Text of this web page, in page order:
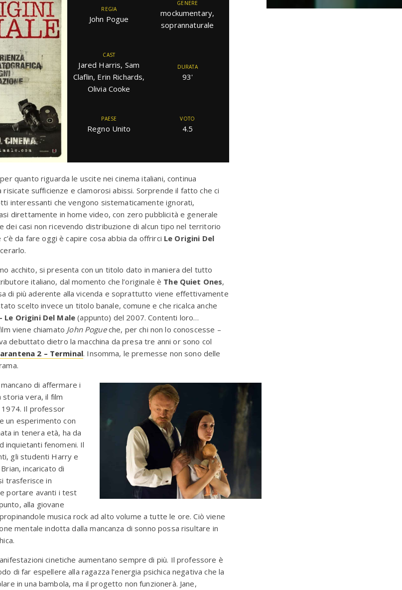
REGIA
John Pogue
GENERE
mockumentary,
soprannaturale
CAST
Jared Harris, Sam
Claflin, Erin Richards,
Olivia Cooke
DURATA
93'
PAESE
Regno Unito
VOTO
4.5
quanto riguarda le uscite nei cinema italiani, continua
sufficienze e clamorosi abissi. Sorprende il fatto che ci
interessanti che vengono sistematicamente ignorati,
direttamente in home video, con zero pubblicità e generale
dei casi non ricevendo distribuzione di alcun tipo nel territorio
c’è da fare oggi è capire cosa abbia da offrirci Le Origini Del
acchito, si presenta con un titolo dato in maniera del tutto
italiano, dal momento che l’originale è The Quiet Ones,
di più aderente alla vicenda e soprattutto viene effettivamente
scelto invece un titolo banale, comune e che ricalca anche
Le Origini Del Male (appunto) del 2007. Contenti loro…
viene chiamato John Pogueche, per chi non lo conoscesse –
debuttato dietro la macchina da presa tre anni or sono col
2 – Terminal. Insomma, le premesse non sono delle
di affermare i
vera, il film
1974. Il professor
un esperimento con
in tenera età, ha da
inquietanti fenomeni. Il
gli studenti Harry e
incaricato di
trasferisce in
portare avanti i test
alla giovane
musica rock ad alto volume a tutte le ore. Ciò viene
mentale indotta dalla mancanza di sonno possa risultare in
cinetiche aumentano sempre di più. Il professore è
di far espellere alla ragazza l’energia psichica negativa che la
in una bambola, ma il progetto non funzionerà. Jane,